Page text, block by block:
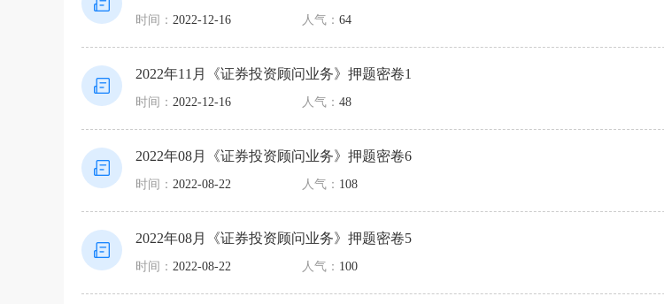
时间： 2022-12-16 人气： 64
2022年11月《证券投资顾问业务》押题密卷1
时间： 2022-12-16 人气： 48
2022年08月《证券投资顾问业务》押题密卷6
时间： 2022-08-22 人气： 108
2022年08月《证券投资顾问业务》押题密卷5
时间： 2022-08-22 人气： 100